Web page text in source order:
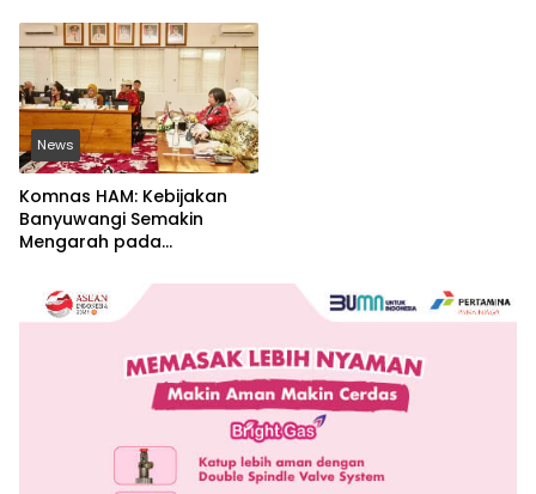
News
Komnas HAM: Kebijakan
Banyuwangi Semakin
Mengarah pada